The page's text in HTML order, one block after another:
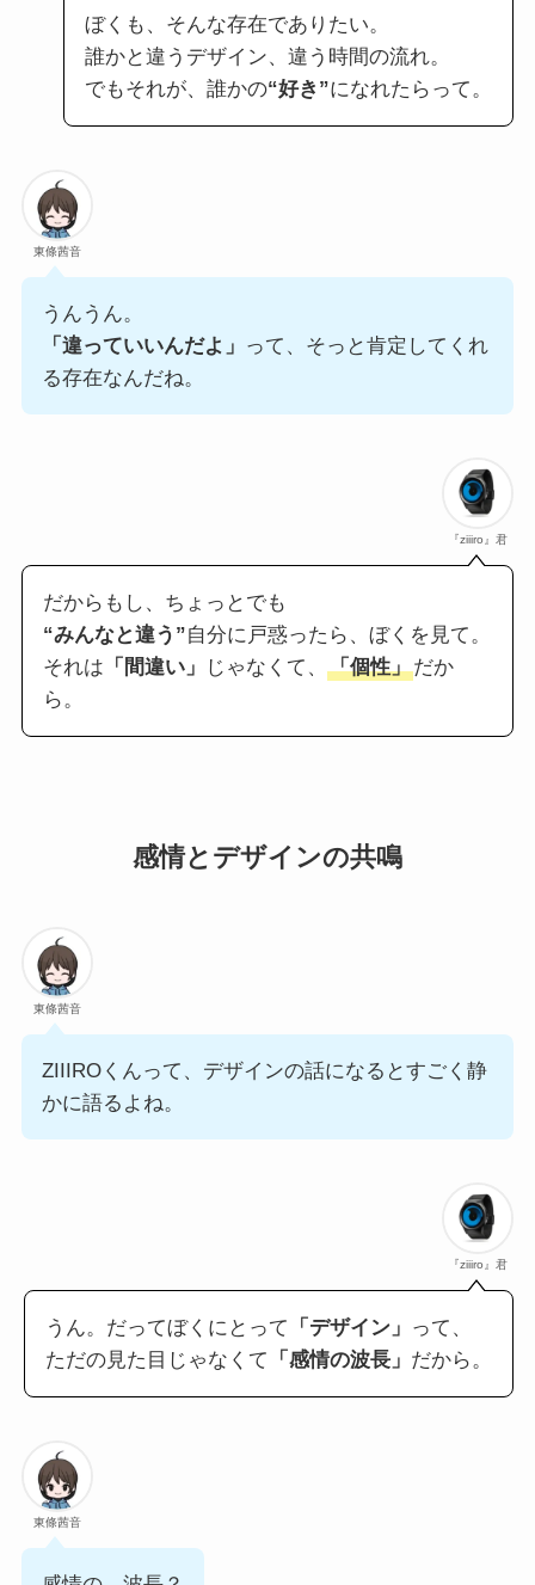
ぼくも、そんな存在でありたい。
誰かと違うデザイン、違う時間の流れ。
でもそれが、誰かの“好き”になれたらって。
東條茜音
うんうん。
「違っていいんだよ」 って、そっと肯定してくれ
る存在なんだね。
『ziiiro』君
だからもし、ちょっとでも
“みんなと違う”自分に戸惑ったら、ぼくを見て。
それは 「間違い」 じゃなくて、 「個性」だか
ら。
感情とデザインの共鳴
東條茜音
ZIIIROくんって、デザインの話になるとすごく静
かに語るよね。
『ziiiro』君
うん。だってぼくにとって 「デザイン」 って、
ただの見た目じゃなくて
「感情の波長」 だから。
東條茜音